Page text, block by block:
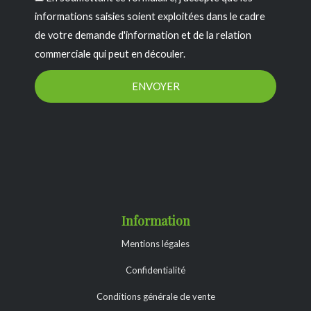
informations saisies soient exploitées dans le cadre
de votre demande d'information et de la relation
commerciale qui peut en découler.
ENVOYER
Information
Mentions légales
Confidentialité
Conditions générale de vente